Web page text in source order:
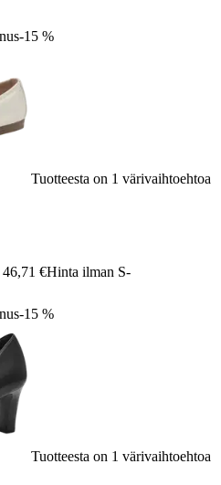
-15 %
Tuotteesta on 1 värivaihtoehtoa
46,71 €Hinta ilman S-
-15 %
Tuotteesta on 1 värivaihtoehtoa